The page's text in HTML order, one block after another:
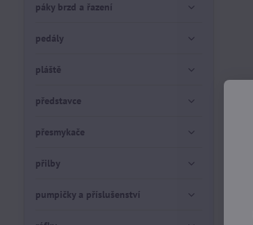
páky brzd a řazení
pedály
pláště
představce
přesmykače
přilby
pumpičky a příslušenství